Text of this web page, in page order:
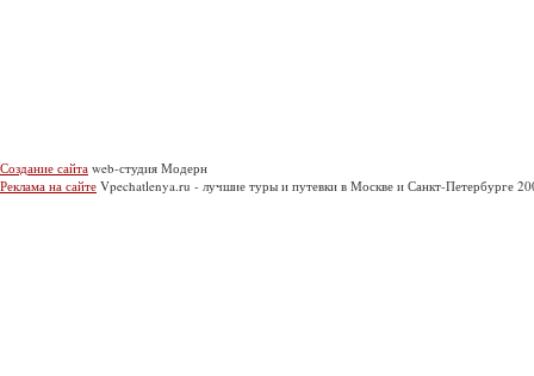
Создание сайта web-студия Модерн
Реклама на сайте Vpechatlenya.ru - лучшие туры и путевки в Москве и Санкт-Петербурге